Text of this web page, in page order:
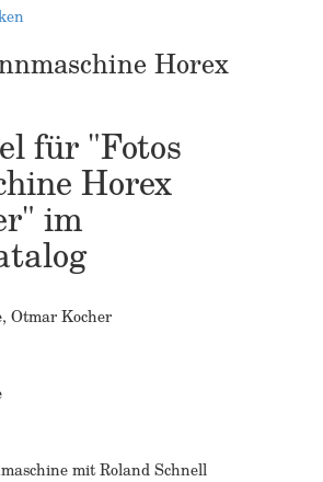
Horex
für "Fotos
Horex
im
Otmar Kocher
mit Roland Schnell